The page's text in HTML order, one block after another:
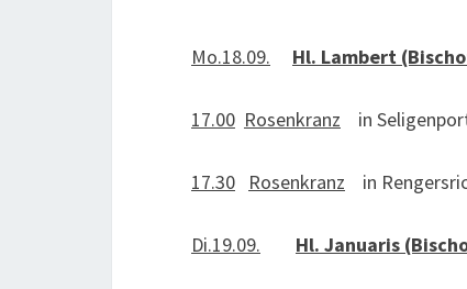
Mo.18.09. Hl. Lambert
17.00 Rosenkranz in
17.30 Rosenkranz in
Di.19.09. Hl. Januaris